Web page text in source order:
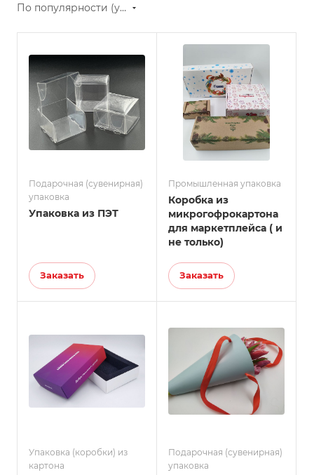
По популярности (убывание)
Подарочная (сувенирная)
упаковка
Упаковка из ПЭТ
Заказать
Промышленная упаковка
Коробка из
микрогофрокартона
для маркетплейса ( и
не только)
Заказать
Упаковка (коробки) из
картона
Подарочная (сувенирная)
упаковка